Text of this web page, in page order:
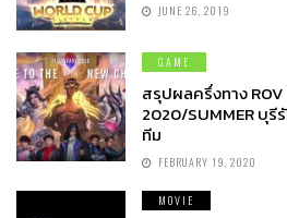
JUNE 26, 2019
GAME
สรุปผลครึ่งทาง ROV
2020/SUMMER บุรี
ทีม
FEBRUARY 19, 2020
MOVIE